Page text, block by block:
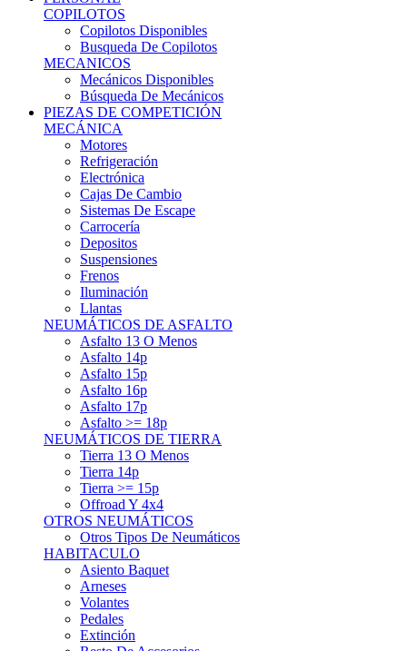
COPILOTOS
Copilotos Disponibles
Busqueda De Copilotos
MECANICOS
Mecánicos Disponibles
Búsqueda De Mecánicos
PIEZAS DE COMPETICIÓN
MECÁNICA
Motores
Refrigeración
Electrónica
Cajas De Cambio
Sistemas De Escape
Carrocería
Depositos
Suspensiones
Frenos
Iluminación
Llantas
NEUMÁTICOS DE ASFALTO
Asfalto 13 O Menos
Asfalto 14p
Asfalto 15p
Asfalto 16p
Asfalto 17p
Asfalto >= 18p
NEUMÁTICOS DE TIERRA
Tierra 13 O Menos
Tierra 14p
Tierra >= 15p
Offroad Y 4x4
OTROS NEUMÁTICOS
Otros Tipos De Neumáticos
HABITACULO
Asiento Baquet
Arneses
Volantes
Pedales
Extinción